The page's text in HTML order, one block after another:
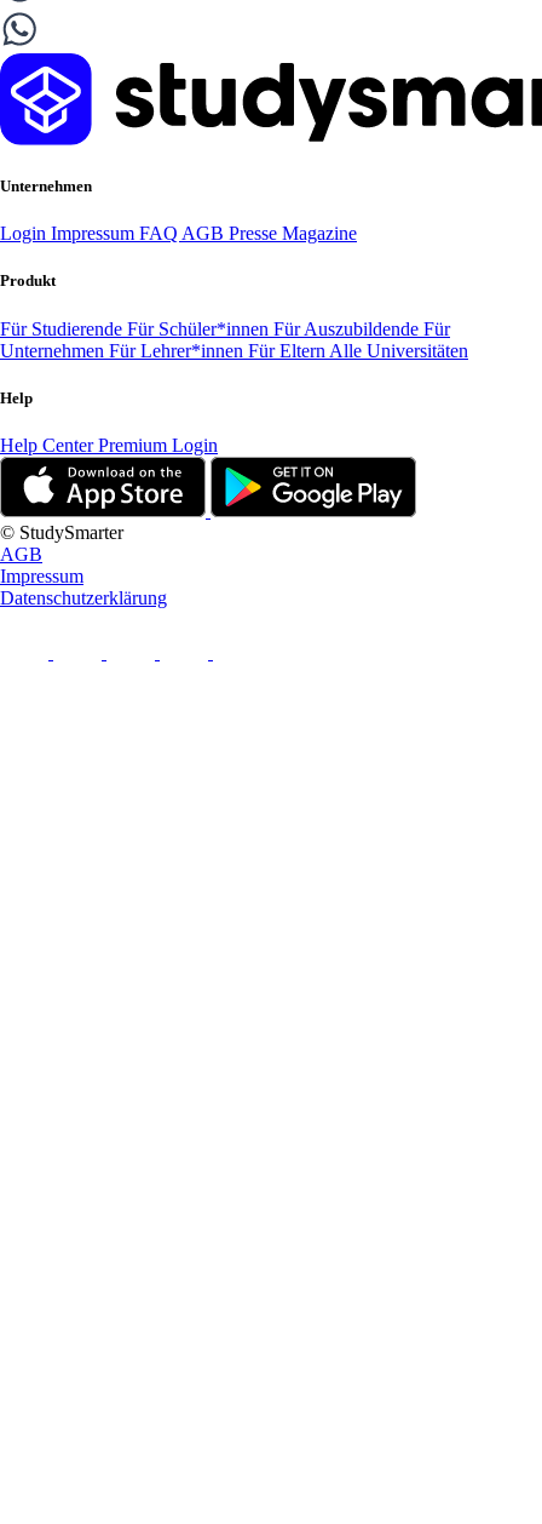
Unternehmen
Login Impressum FAQ AGB Presse Magazine
Produkt
Für Studierende Für Schüler*innen Für Auszubildende Für
Unternehmen Für Lehrer*innen Für Eltern Alle Universitäten
Help
Help CenterPremium Login
© StudySmarter
AGB
Impressum
Datenschutzerklärung